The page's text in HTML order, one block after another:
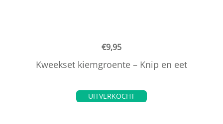
€9,95
Kweekset kiemgroente – Knip en eet
UITVERKOCHT